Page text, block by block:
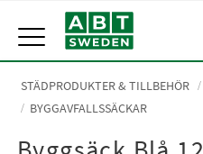
Meny
STÄDPRODUKTER & TILLBEHÖR
BYGGAVFALLSSÄCKAR